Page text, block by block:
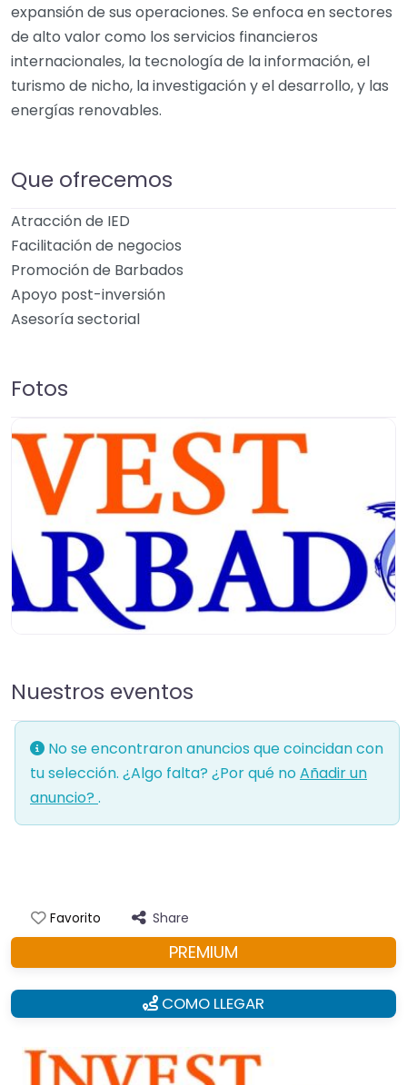
expansión de sus operaciones. Se enfoca en sectores
de alto valor como los servicios financieros
internacionales, la tecnología de la información, el
turismo de nicho, la investigación y el desarrollo, y las
energías renovables.
Que ofrecemos
Atracción de IED
Facilitación de negocios
Promoción de Barbados
Apoyo post-inversión
Asesoría sectorial
Fotos
Nuestros eventos
No se encontraron anuncios que coincidan con
tu selección. ¿Algo falta? ¿Por qué noAñadir un
anuncio? .
Favorito Share
PREMIUM
COMO LLEGAR